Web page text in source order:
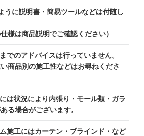
うに説明書・簡易ツールなどは付随し
様は商品説明でご確認ください）
でのアドバイスは行っていません。
い商品別の施工性などはお尋ねくださ
は状況により内張り・モール類・ガラ
る場合がございます。
施工にはカーテン・ブラインド・など